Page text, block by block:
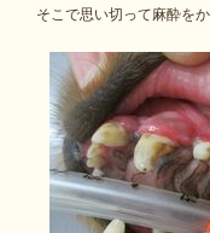
そこで思い切って麻酔を